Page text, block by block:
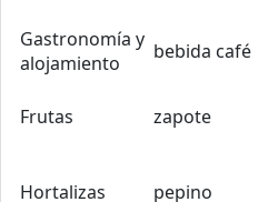
Gastronomía y
alojamiento
bebida café
Frutas zapote
Hortalizas pepino